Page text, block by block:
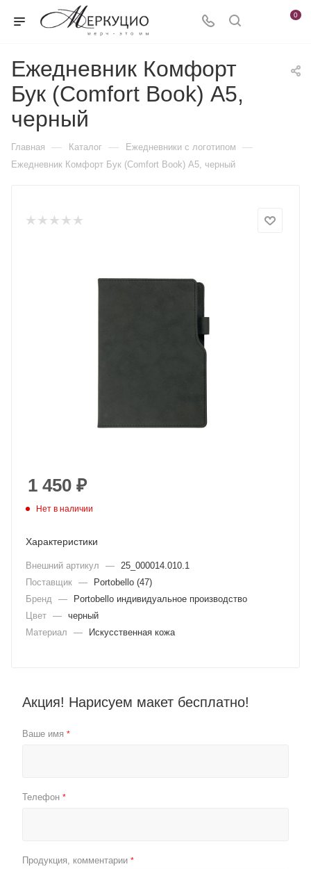
0
Ежедневник Комфорт
Бук (Comfort Book) А5,
черный
Главная — Каталог — Ежедневники c логотипом —
Ежедневник Комфорт Бук (Comfort Book) А5, черный
1 450 ₽
Нет в наличии
Характеристики
Внешний артикул —
25_000014.010.1
Поставщик —
Portobello (47)
Бренд
—
Portobello индивидуальное производство
Цвет — черный
Материал
— Искусственная кожа
Акция! Нарисуем макет бесплатно!
Ваше имя *
Телефон *
Продукция, комментарии *